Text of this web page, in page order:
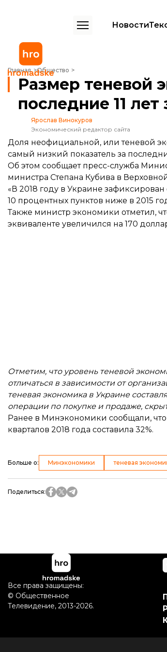
Новости
Главная Общество
Размер теневой экономики достиг самого низкого
Размер теневой
последние 11
Ярослав Винокуров
Экономический редактор сайта
Доля неофициальной, или теневой
самый низкий показатель за
Об этом сообщаетпресс-служба
министра Степана Кубива в
«В 2018 году в Украине
10 процентных пунктов ниже в 2015
Также министр экономики отметил,
эквиваленте увеличился на 170
Отметим, что уровень теневой
отличаться в зависимости от
теневая экономика в Украине
операции по покупке и продаже,
Ранее в Минэкономики сообщали, что
кварталов 2018 года составила 32%.
Больше о: Минэкономики теневая
Поделиться:
Все права защищены:
© Общественное
Телевидение, 2013-2026.